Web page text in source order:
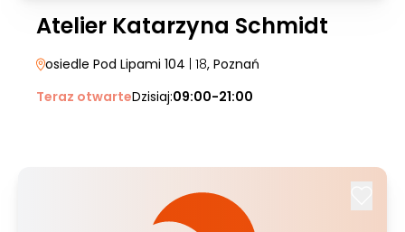
Atelier Katarzyna Schmidt
osiedle Pod Lipami 104 | 18, Poznań
Teraz otwarteDzisiaj:09:00-21:00